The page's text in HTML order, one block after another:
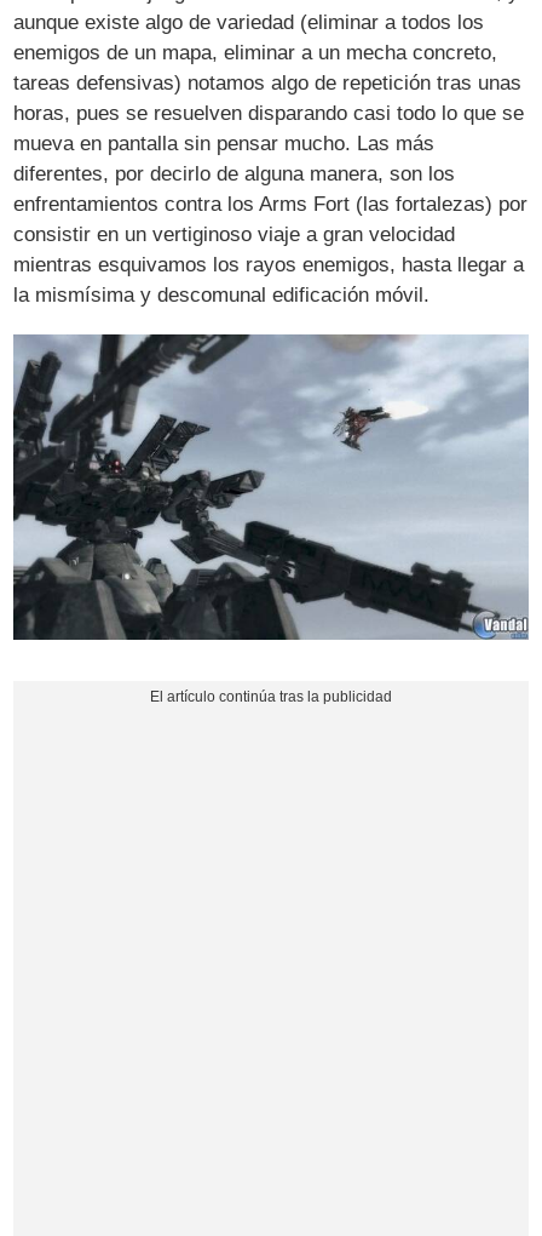
aunque existe algo de variedad (eliminar a todos los
enemigos de un mapa, eliminar a un mecha concreto,
tareas defensivas) notamos algo de repetición tras unas
horas, pues se resuelven disparando casi todo lo que se
mueva en pantalla sin pensar mucho. Las más
diferentes, por decirlo de alguna manera, son los
enfrentamientos contra los Arms Fort (las fortalezas) por
consistir en un vertiginoso viaje a gran velocidad
mientras esquivamos los rayos enemigos, hasta llegar a
la mismísima y descomunal edificación móvil.